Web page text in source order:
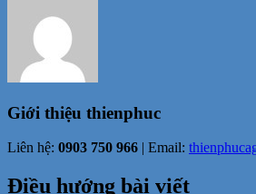
Giới thiệu thienphuc
Liên hệ: 0903 750 966 | Email:
Điều hướng bài viết